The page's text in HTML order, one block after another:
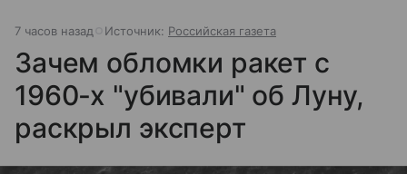
7 часов назад Источник: Российская газета
Зачем обломки ракет с
1960-х "убивали" об Луну,
раскрыл эксперт